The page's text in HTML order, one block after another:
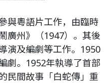
與粵語片工作，由臨時
廣州》（1947）。其後
演及編劇等工作。1950
劇。1952年執導了首部
民間故事「白蛇傳」重